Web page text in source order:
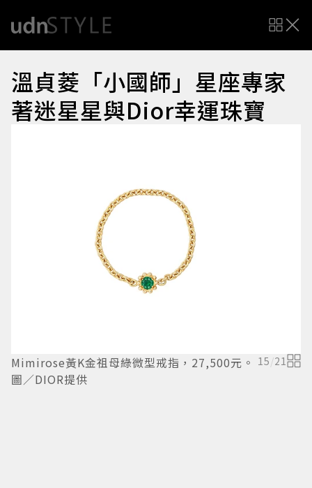
溫貞菱「小國師」星座專家
著迷星星與Dior幸運珠寶
Mimirose黃K金祖母綠微型戒指，27,500元。
圖／DIOR提供
15 /21